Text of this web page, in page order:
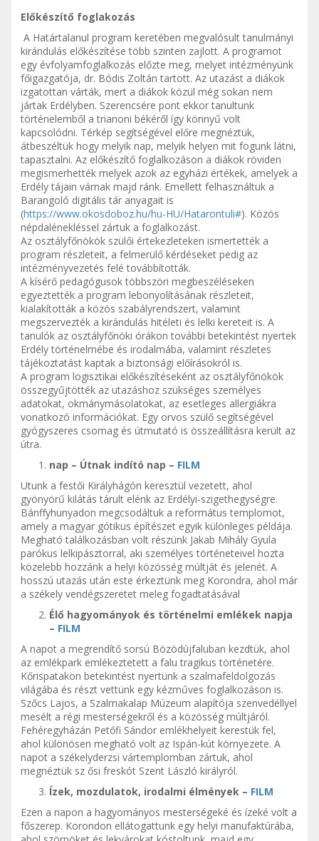
Előkészítő foglakozás
A Határtalanul program keretében megvalósult tanulmányi
kirándulás előkészítése több szinten zajlott. A programot
egy évfolyamfoglalkozás előzte meg, melyet intézményünk
főigazgatója, dr. Bódis Zoltán tartott. Az utazást a diákok
izgatottan várták, mert a diákok közül még sokan nem
jártak Erdélyben. Szerencsére pont ekkor tanultunk
történelemből a trianoni békéről így könnyű volt
kapcsolódni. Térkép segítségével előre megnéztük,
átbeszéltük hogy melyik nap, melyik helyen mit fogunk látni,
tapasztalni. Az előkészítő foglalkozáson a diákok röviden
megismerhették melyek azok az egyházi értékek, amelyek a
Erdély tájain várnak majd ránk. Emellett felhasználtuk a
Barangoló digitális tár anyagait is
(https://www.okosdoboz.hu/hu-HU/Hatarontuli#). Közös
népdalénekléssel zártuk a foglalkozást.
Az osztályfőnökök szülői értekezleteken ismertették a
program részleteit, a felmerülő kérdéseket pedig az
intézményvezetés felé továbbították.
A kísérő pedagógusok többszöri megbeszéléseken
egyeztették a program lebonyolításának részleteit,
kialakították a közös szabályrendszert, valamint
megszervezték a kirándulás hitéleti és lelki kereteit is. A
tanulók az osztályfőnöki órákon további betekintést nyertek
Erdély történelmébe és irodalmába, valamint részletes
tájékoztatást kaptak a biztonsági előírásokról is.
A program logisztikai előkészítéseként az osztályfőnökök
összegyűjtötték az utazáshoz szükséges személyes
adatokat, okmánymásolatokat, az esetleges allergiákra
vonatkozó információkat. Egy orvos szülő segítségével
gyógyszeres csomag és útmutató is összeállításra került az
útra.
nap – Útnak indító nap – FILM
Utunk a festői Királyhágón keresztül vezetett, ahol
gyönyörű kilátás tárult elénk az Erdélyi-szigethegységre.
Bánffyhunyadon megcsodáltuk a református templomot,
amely a magyar gótikus építészet egyik különleges példája.
Megható találkozásban volt részünk Jakab Mihály Gyula
parókus lelkipásztorral, aki személyes történeteivel hozta
közelebb hozzánk a helyi közösség múltját és jelenét. A
hosszú utazás után este érkeztünk meg Korondra, ahol már
a székely vendégszeretet meleg fogadtatásával
Élő hagyományok és történelmi emlékek napja
– FILM
A napot a megrendítő sorsú Bözödújfaluban kezdtük, ahol
az emlékpark emlékeztetett a falu tragikus történetére.
Kőrispatakon betekintést nyertünk a szalmafeldolgozás
világába és részt vettünk egy kézműves foglalkozáson is.
Szőcs Lajos, a Szalmakalap Múzeum alapítója szenvedéllyel
mesélt a régi mesterségekről és a közösség múltjáról.
Fehéregyházán Petőfi Sándor emlékhelyeit kerestük fel,
ahol különösen megható volt az Ispán-kút környezete. A
napot a székelyderzsi vártemplomban zártuk, ahol
megnéztük sz ősi freskót Szent László királyról.
Ízek, mozdulatok, irodalmi élmények – FILM
Ezen a napon a hagyományos mesterségeké és ízeké volt a
főszerep. Korondon ellátogattunk egy helyi manufaktúrába,